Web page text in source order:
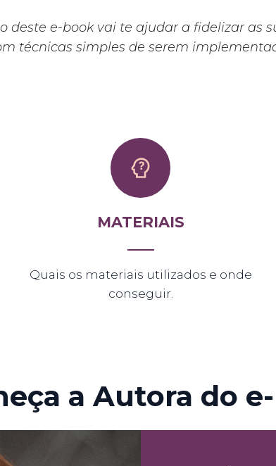
deste e-book vai te ajudar a fidelizar as
técnicas simples de serem
MATERIAIS
Quais os materiais utilizados e onde
conseguir.
a Autora do